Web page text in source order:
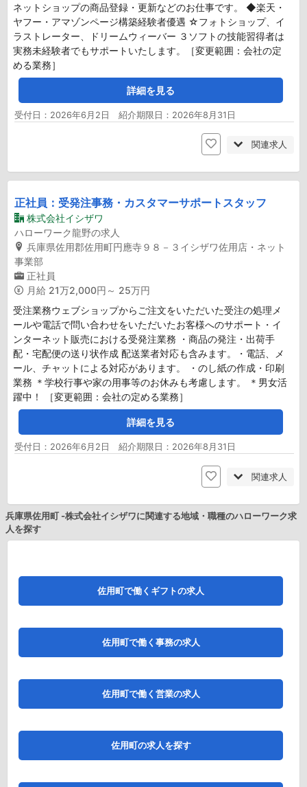
ネットショップの商品登録・更新などのお仕事です。 ◆楽天・
ヤフー・アマゾンページ構築経験者優遇 ☆フォトショップ、イ
ラストレーター、ドリームウィーバー ３ソフトの技能習得者は
実務未経験者でもサポートいたします。［変更範囲：会社の定
める業務］
詳細を見る
受付日：2026年6月2日 紹介期限日：2026年8月31日
関連求人
正社員：受発注事務・カスタマーサポートスタッフ
株式会社イシザワ
ハローワーク龍野の求人
兵庫県佐用郡佐用町円應寺９８－３イシザワ佐用店・ネット
事業部
正社員
月給 21万2,000円～ 25万円
受注業務ウェブショップからご注文をいただいた受注の処理メ
ールや電話で問い合わせをいただいたお客様へのサポート・イ
ンターネット販売における受発注業務 ・商品の発注・出荷手
配・宅配便の送り状作成 配送業者対応も含みます。・電話、メ
ール、チャットによる対応があります。 ・のし紙の作成・印刷
業務 ＊学校行事や家の用事等のお休みも考慮します。 ＊男女活
躍中！ ［変更範囲：会社の定める業務］
詳細を見る
受付日：2026年6月2日 紹介期限日：2026年8月31日
関連求人
兵庫県佐用町 -株式会社イシザワに関連する地域・職種のハローワーク求
人を探す
佐用町で働くギフトの求人
佐用町で働く事務の求人
佐用町で働く営業の求人
佐用町の求人を探す